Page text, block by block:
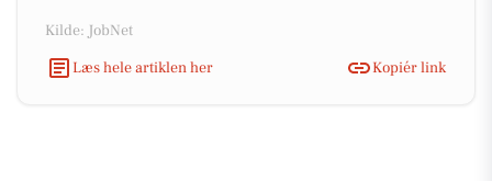
Kilde: JobNet
Læs hele artiklen her
Kopiér link